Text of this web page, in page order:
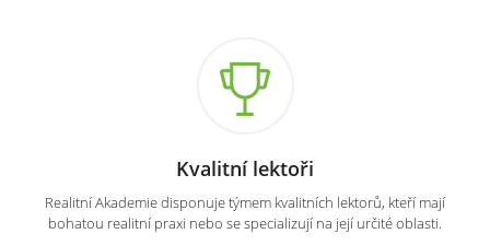
Kvalitní lektoři
Realitní Akademie disponuje týmem kvalitních lektorů, kteří mají
bohatou realitní praxi nebo se specializují na její určité oblasti.